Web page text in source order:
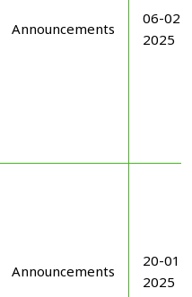
Announcements
06-02-
2025
Announcements
20-01-
2025